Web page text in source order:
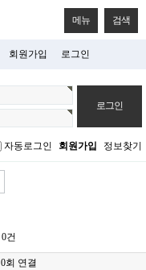
메뉴 검색
회원가입 로그인
자동로그인 회원가입 정보찾기
0건
0회 연결